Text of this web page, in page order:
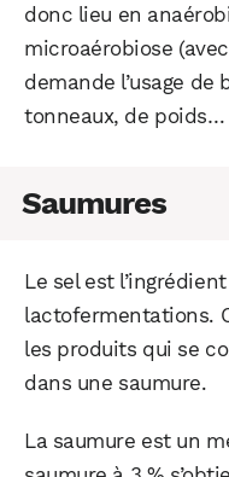
donc lieu en
microaérobiose
demande l’usage
tonneaux, de poids…
Saumures
Le sel est
lactofermentations.
les produits qui se
dans une saumure.
La saumure est un